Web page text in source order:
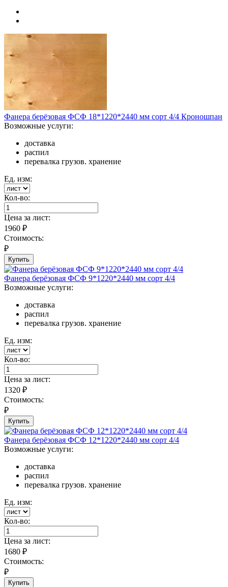
Фанера берёзовая ФСФ 18*1220*2440 мм сорт 4/4 Кроношпан
Возможные услуги:
доставка
распил
перевалка грузов. хранение
Ед. изм:
Кол-во:
Цена за лист:
1960 ₽
Стоимость:
₽
Купить
Фанера берёзовая ФСФ 9*1220*2440 мм сорт 4/4
Возможные услуги:
доставка
распил
перевалка грузов. хранение
Ед. изм:
Кол-во:
Цена за лист:
1320 ₽
Стоимость:
₽
Купить
Фанера берёзовая ФСФ 12*1220*2440 мм сорт 4/4
Возможные услуги:
доставка
распил
перевалка грузов. хранение
Ед. изм:
Кол-во:
Цена за лист:
1680 ₽
Стоимость:
₽
Купить